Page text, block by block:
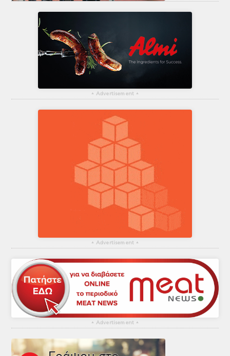
▴ Advertisement ▴
▴ Advertisement ▴
▴ Advertisement ▴